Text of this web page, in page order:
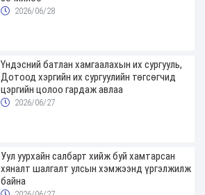
2026/06/28
Үндэсний батлан хамгаалахын их сургууль,
Дотоод хэргийн их сургуулийн төгсөгчид
цэргийн цолоо гардаж авлаа
2026/06/27
Уул уурхайн салбарт хийж буй хамтарсан
хяналт шалгалт улсын хэмжээнд үргэлжилж
байна